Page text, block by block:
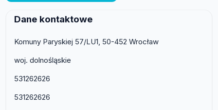
Dane kontaktowe
Komuny Paryskiej 57/LU1, 50-452 Wrocław
woj. dolnośląskie
531262626
531262626